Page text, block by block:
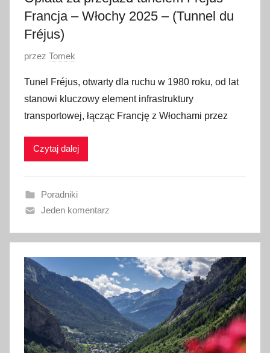
2
0
2
Francja – Włochy 2025 – (Tunnel du
Fréjus)
O
u
b
l
i
a
n
5
s
t
y
n
przez Tomek
Tunel Fréjus, otwarty dla ruchu w 1980 roku, od lat
stanowi kluczowy element infrastruktury
transportowej, łącząc Francję z Włochami przez
Czytaj dalej
Poradniki
Jeden komentarz